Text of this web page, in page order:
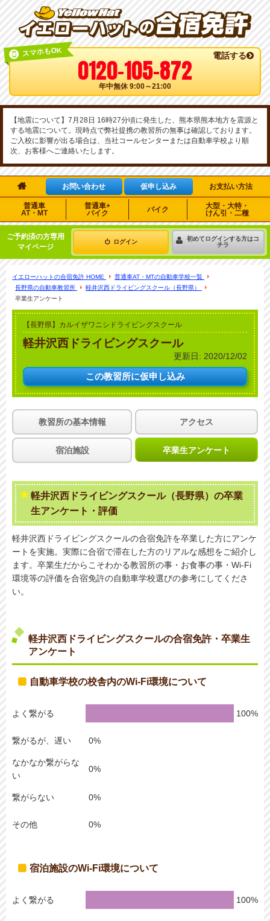
スマホもOK 電話する
0120-105-872
年中無休 9:00～21:00
【地震について】7月28日 16時27分頃に発生した、熊本県熊本地方を震源と
する地震について。現時点で弊社提携の教習所の無事は確認しております。
ご入校に影響が出る場合は、当社コールセンターまたは自動車学校より順
次、お客様へご連絡いたします。
 お問い合わせ 仮申し込み お支払い方法
普通車
AT・MT
普通車+
バイク
バイク
大型・大特・
けん引・二種
ご予約済の方専用
マイページ
ログイン
初めてログインする方はコ
チラ
イエローハットの合宿免許 HOME
普通車AT・MTの自動車学校一覧
長野県の自動車教習所
軽井沢西ドライビングスクール（長野県）
卒業生アンケート
【長野県】カルイザワニシドライビングスクール
軽井沢西ドライビングスクール
更新日: 2020/12/02
この教習所に仮申し込み
教習所の基本情報 アクセス
宿泊施設 卒業生アンケート
軽井沢西ドライビングスクール（長野県）の卒業
生アンケート・評価
軽井沢西ドライビングスクールの合宿免許を卒業した方にアンケ
ートを実施。実際に合宿で滞在した方のリアルな感想をご紹介し
ます。卒業生だからこそわかる教習所の事・お食事の事・Wi-Fi
環境等の評価を合宿免許の自動車学校選びの参考にしてくださ
い。
軽井沢西ドライビングスクールの合宿免許・卒業生
アンケート
自動車学校の校舎内のWi-Fi環境について
よく繋がる
繋がるが、遅い
なかなか繋がらな
い
繋がらない
その他
宿泊施設のWi-Fi環境について
よく繋がる